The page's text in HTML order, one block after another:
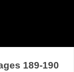
189-190